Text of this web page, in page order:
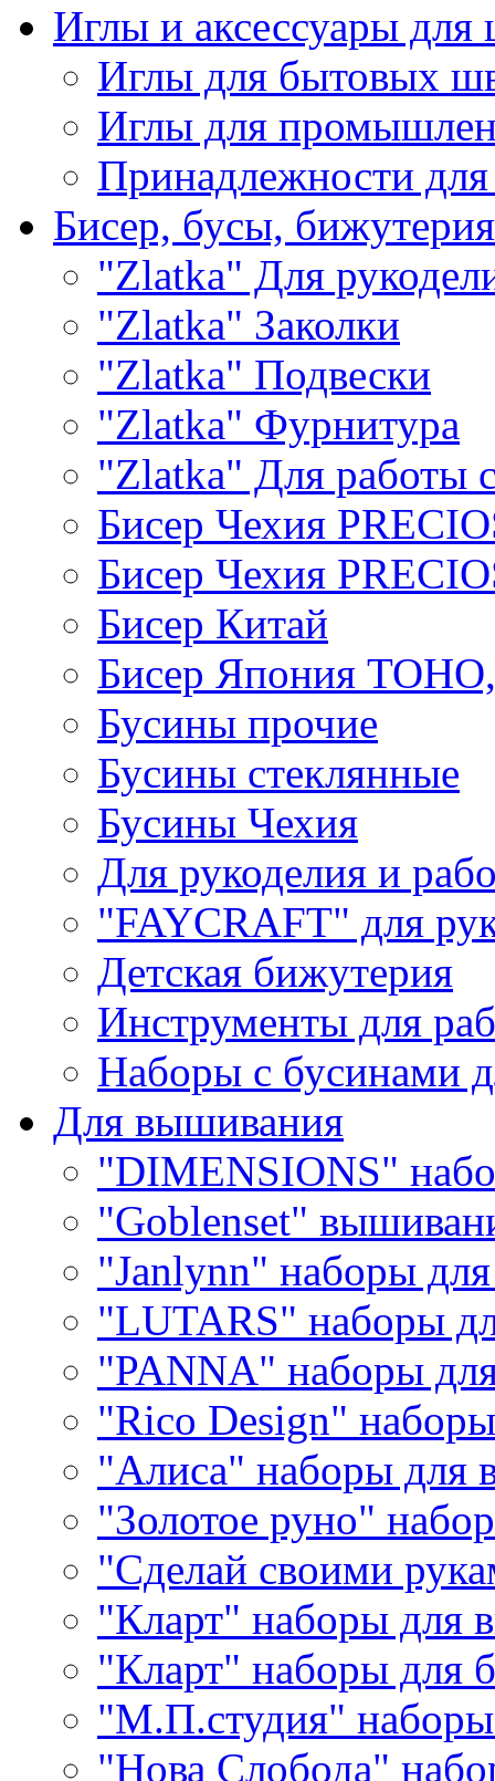
Иглы и аксессуары
Иглы для бытовых
Иглы для
Принадлежности
Бисер, бусы, бижутерия
"Zlatka" Для
"Zlatka" Заколки
"Zlatka" Подвески
"Zlatka" Фурнитура
"Zlatka" Для работы
Бисер Чехия
Бисер Чехия
Бисер Китай
Бисер Япония
Бусины прочие
Бусины стеклянные
Бусины Чехия
Для рукоделия и
"FAYCRAFT" для
Детская бижутерия
Инструменты для
Наборы с бусинами
Для вышивания
"DIMENSIONS"
"Goblenset"
"Janlynn" наборы
"LUTARS" наборы
"PANNA" наборы
"Rico Design"
"Алиса" наборы для
"Золотое руно"
"Сделай своими
"Кларт" наборы для
"Кларт" наборы для
"М.П.студия"
"Нова Слобода"